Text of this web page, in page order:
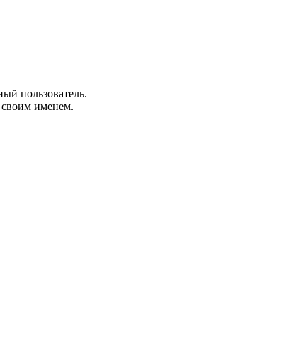
пользователь.
именем.